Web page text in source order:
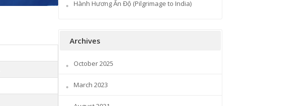
Hành Hương Ấn Độ (Pilgrimage to India)
Archives
October 2025
March 2023